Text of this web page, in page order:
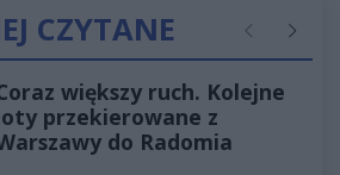
CZYTANE Poprzednie
większy ruch. Kolejne
przekierowane z
do Radomia